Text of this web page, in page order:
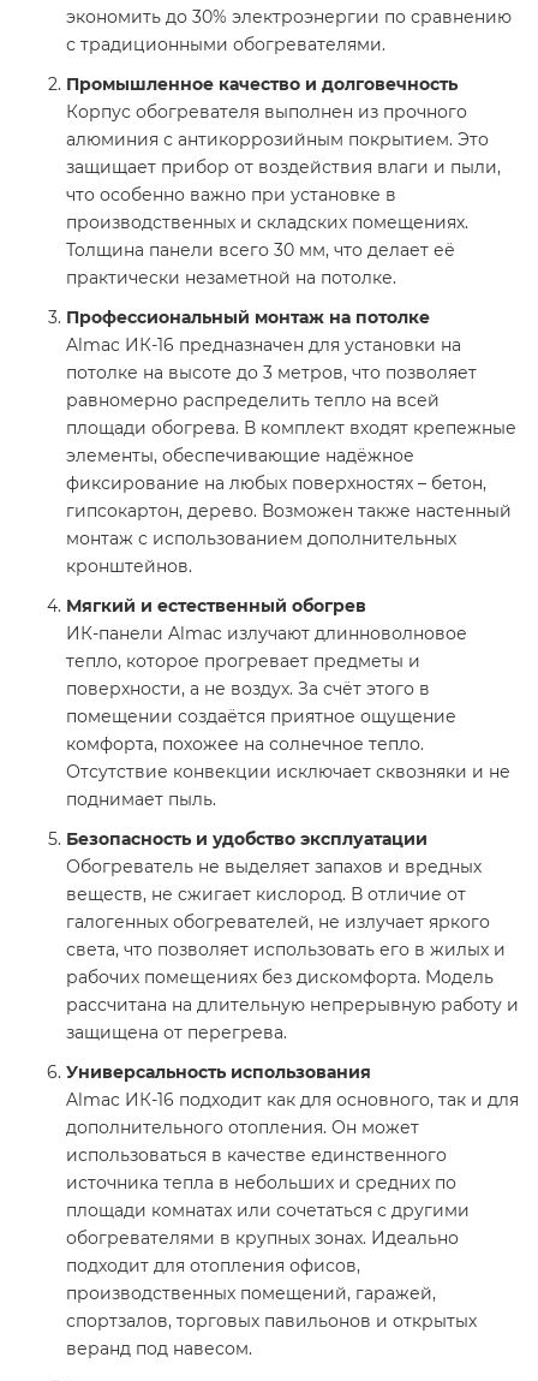
экономить до 30% электроэнергии по сравнению
с традиционными обогревателями.
Промышленное качество и долговечность
Корпус обогревателя выполнен из прочного
алюминия с антикоррозийным покрытием. Это
защищает прибор от воздействия влаги и пыли,
что особенно важно при установке в
производственных и складских помещениях.
Толщина панели всего 30 мм, что делает её
практически незаметной на потолке.
Профессиональный монтаж на потолке
Almac ИК-16 предназначен для установки на
потолке на высоте до 3 метров, что позволяет
равномерно распределить тепло на всей
площади обогрева. В комплект входят крепежные
элементы, обеспечивающие надёжное
фиксирование на любых поверхностях – бетон,
гипсокартон, дерево. Возможен также настенный
монтаж с использованием дополнительных
кронштейнов.
Мягкий и естественный обогрев
ИК-панели Almac излучают длинноволновое
тепло, которое прогревает предметы и
поверхности, а не воздух. За счёт этого в
помещении создаётся приятное ощущение
комфорта, похожее на солнечное тепло.
Отсутствие конвекции исключает сквозняки и не
поднимает пыль.
Безопасность и удобство эксплуатации
Обогреватель не выделяет запахов и вредных
веществ, не сжигает кислород. В отличие от
галогенных обогревателей, не излучает яркого
света, что позволяет использовать его в жилых и
рабочих помещениях без дискомфорта. Модель
рассчитана на длительную непрерывную работу и
защищена от перегрева.
Универсальность использования
Almac ИК-16 подходит как для основного, так и для
дополнительного отопления. Он может
использоваться в качестве единственного
источника тепла в небольших и средних по
площади комнатах или сочетаться с другими
обогревателями в крупных зонах. Идеально
подходит для отопления офисов,
производственных помещений, гаражей,
спортзалов, торговых павильонов и открытых
веранд под навесом.